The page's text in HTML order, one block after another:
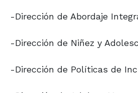
-Dirección de Abordaje
-Dirección de Niñez y
-Dirección de Políticas de